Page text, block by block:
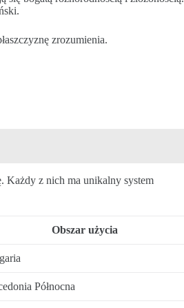
zrozumienia.
Każdy z nich ma unikalny system
Obszar użycia
Północna